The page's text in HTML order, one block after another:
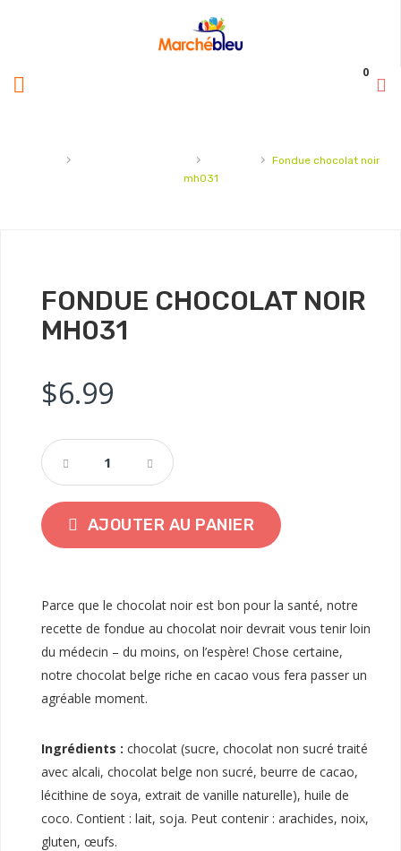
0
› › ›
Fondue chocolat noir
mh031
FONDUE CHOCOLAT NOIR
MH031
$6.99
AJOUTER AU PANIER
Parce que le chocolat noir est bon pour la santé, notre
recette de fondue au chocolat noir devrait vous tenir loin
du médecin – du moins, on l’espère! Chose certaine,
notre chocolat belge riche en cacao vous fera passer un
agréable moment.
Ingrédients : chocolat (sucre, chocolat non sucré traité
avec alcali, chocolat belge non sucré, beurre de cacao,
lécithine de soya, extrait de vanille naturelle), huile de
coco. Contient : lait, soja. Peut contenir : arachides, noix,
gluten, œufs.